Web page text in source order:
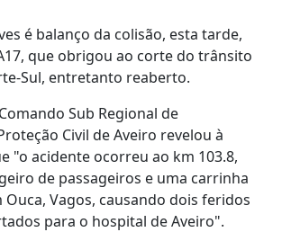
é balanço da colisão, esta tarde,
que obrigou ao corte do trânsito
Sul, entretanto reaberto.
Sub Regional de
Civil de Aveiro revelou à
"o acidente ocorreu ao km 103.8,
de passageiros e uma carrinha
Ouca, Vagos, causando dois feridos
para o hospital de Aveiro".